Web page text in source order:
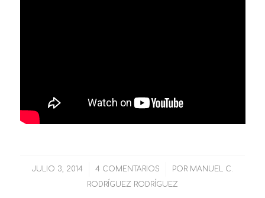
JULIO 3, 2014
/ 4 COMENTARIOS
/ POR MANUEL C.
RODRÍGUEZ RODRÍGUEZ